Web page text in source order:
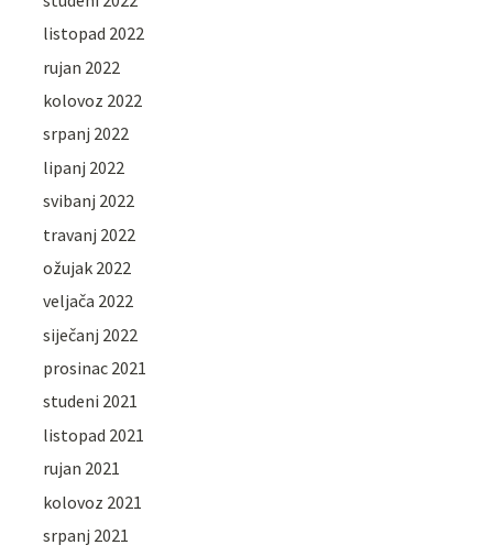
listopad 2022
rujan 2022
kolovoz 2022
srpanj 2022
lipanj 2022
svibanj 2022
travanj 2022
ožujak 2022
veljača 2022
siječanj 2022
prosinac 2021
studeni 2021
listopad 2021
rujan 2021
kolovoz 2021
srpanj 2021